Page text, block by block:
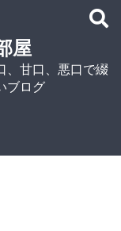
屋
、甘口、悪口で綴
ブログ